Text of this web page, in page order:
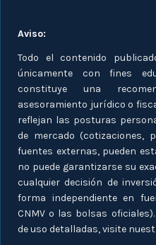
Aviso:
Todo el contenido
únicamente con fines
constituye una
asesoramiento jurídico o
reflejan las posturas
de mercado (cotizaciones,
fuentes externas, pueden
no puede garantizarse su
cualquier decisión de
forma independiente en
CNMV o las bolsas
de uso detalladas, visite